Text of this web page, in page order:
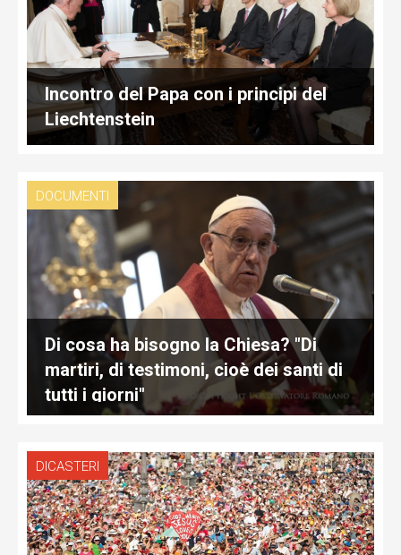
Incontro del Papa con i principi del
Liechtenstein
DOCUMENTI
Di cosa ha bisogno la Chiesa? "Di
martiri, di testimoni, cioè dei santi di
tutti i giorni"
DICASTERI